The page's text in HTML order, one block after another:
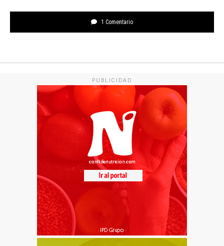
1 Comentario
PUBLICIDAD